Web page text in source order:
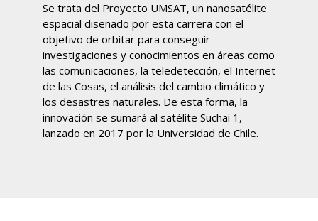
Se trata del Proyecto UMSAT, un nanosatélite
espacial diseñado por esta carrera con el
objetivo de orbitar para conseguir
investigaciones y conocimientos en áreas como
las comunicaciones, la teledetección, el Internet
de las Cosas, el análisis del cambio climático y
los desastres naturales. De esta forma, la
innovación se sumará al satélite Suchai 1,
lanzado en 2017 por la Universidad de Chile.